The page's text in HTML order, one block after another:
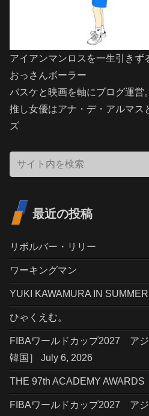
アイアンマンロスを一生引きず
おっさんボーラー
バスケと映画を軸にブログ運営。
推し女優はアナ・デ・アルマス
ズ
最近の投稿
リボルバー・リリー
ワーキングマン
YUKI KAWAMURA IN
ひゃくえむ。
FIBAワールドカップ2027 ア
韓国］ July 6, 2026
THE 97th ACADEMY AWARDS
FIBAワールドカップ2027 ア